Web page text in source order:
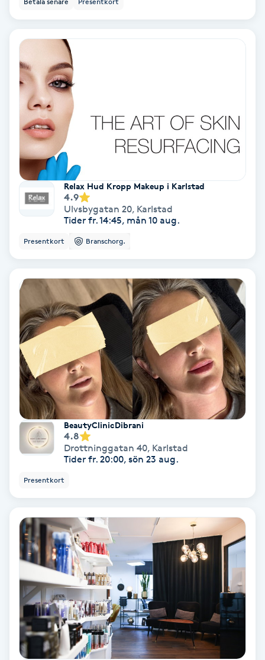
PRX-T33
Psoriasis
Radiofrekvens
Rakning
Reflexologi
Reiki
Reikihealing
Reiki massage
Restorative Yoga
Rosacea
Samtalsterapi
Senioryoga
Shiatsu
Singelfransar
Relax Hud Kropp Makeup i Karlstad
4.9
Ulvsbygatan 20, Karlstad
Tider fr. 14:45, mån 10 aug.
Presentkort Branschorg.
BeautyClinicDibrani
4.8
Drottninggatan 40, Karlstad
Tider fr. 20:00, sön 23 aug.
Presentkort